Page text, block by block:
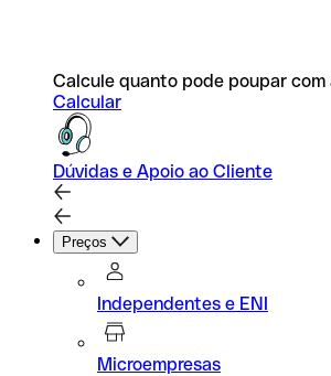
Calcule quanto pode poupar com
Calcular
Dúvidas e Apoio ao Cliente
Preços
Independentes e ENI
Microempresas